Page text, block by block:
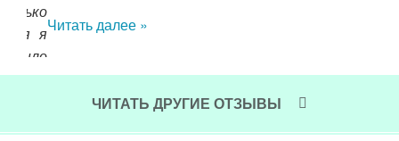
Читать далее »
ЧИТАТЬ ДРУГИЕ ОТЗЫВЫ